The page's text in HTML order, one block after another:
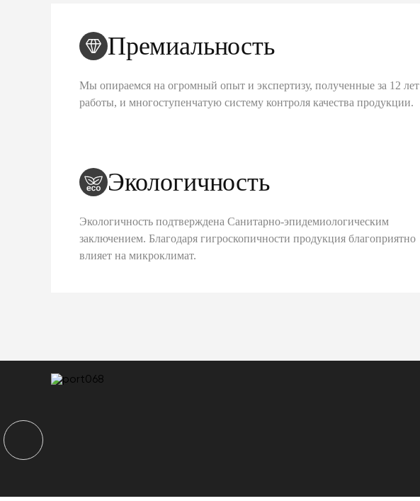
Премиальность
Мы опираемся на огромный опыт и экспертизу, полученные за 12 лет
работы, и многоступенчатую систему контроля качества продукции.
Экологичность
Экологичность подтверждена Санитарно-эпидемиологическим
заключением. Благодаря гигроскопичности продукция благоприятно
влияет на микроклимат.